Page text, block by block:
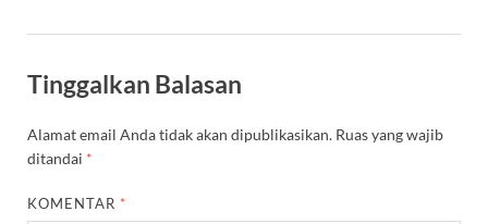
Tinggalkan Balasan
Alamat email Anda tidak akan dipublikasikan. Ruas yang wajib
ditandai *
KOMENTAR *